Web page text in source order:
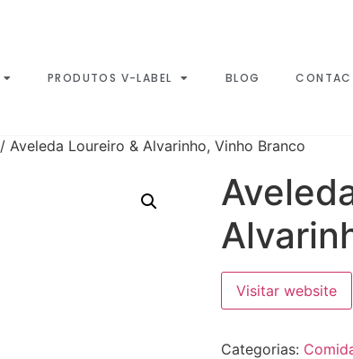
PRODUTOS V-LABEL BLOG
/ Aveleda Loureiro & Alvarinho, Vinho Branco
Visitar website
Categorias: